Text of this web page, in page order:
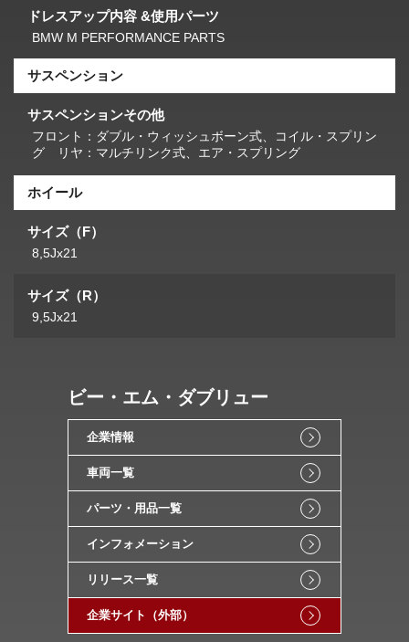
ドレスアップ内容 &使用パーツ
BMW M PERFORMANCE PARTS
サスペンション
サスペンションその他
フロント：ダブル・ウィッシュボーン式、コイル・スプリン
グ リヤ：マルチリンク式、エア・スプリング
ホイール
サイズ（F）
8,5Jx21
サイズ（R）
9,5Jx21
ビー・エム・ダブリュー
企業情報
車両一覧
パーツ・用品一覧
インフォメーション
リリース一覧
企業サイト（外部）